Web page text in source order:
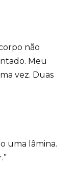
não
Meu
vez. Duas
uma lâmina.